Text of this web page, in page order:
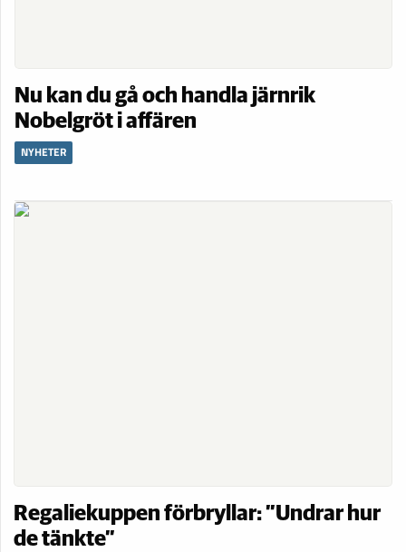
Nu kan du gå och handla järnrik
Nobelgröt i affären
NYHETER
Regaliekuppen förbryllar: ”Undrar hur
de tänkte”